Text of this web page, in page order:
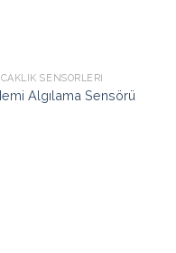
SENSÖRLERI
Algılama Sensörü